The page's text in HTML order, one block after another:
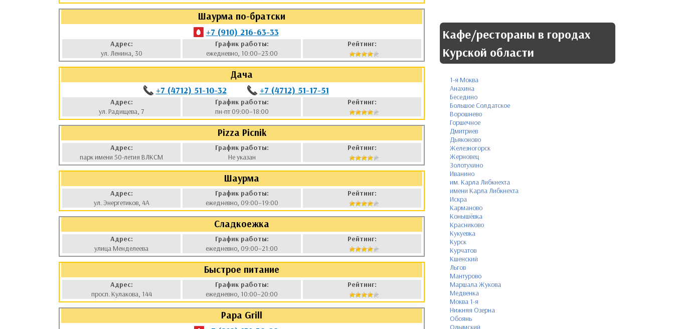
Шаурма по-братски
+7 (910) 216-63-33
Адрес:
ул. Ленина, 30
График работы:
ежедневно, 10:00–23:00
Рейтинг:
Дача
+7 (4712) 51-10-32 +7 (4712) 51-17-51
Адрес:
ул. Радищева, 7
График работы:
пн-пт 09:00–18:00
Рейтинг:
Pizza Picnik
Адрес:
парк имени 50-летия ВЛКСМ
График работы:
Не указан
Рейтинг:
Шаурма
Адрес:
ул. Энергетиков, 4А
График работы:
ежедневно, 09:00–19:00
Рейтинг:
Сладкоежка
Адрес:
улица Менделеева
График работы:
ежедневно, 09:00–21:00
Рейтинг:
Быстрое питание
Адрес:
просп. Кулакова, 144
График работы:
ежедневно, 10:00–20:00
Рейтинг:
Papa Grill
Кафе/рестораны в городах
Курской области
1-я Моква
Анахина
Беседино
Большое Солдатское
Ворошнево
Горшечное
Дмитриев
Дьяконово
Железногорск
Жерновец
Золотухино
Иванино
им. Карла Либкнехта
имени Карла Либкнехта
Искра
Карманово
Конышёвка
Красниково
Кукуевка
Курск
Курчатов
Кшенский
Льгов
Мантурово
Маршала Жукова
Медвенка
Моква 1-я
Нижняя Озерна
Обоянь
Олымский